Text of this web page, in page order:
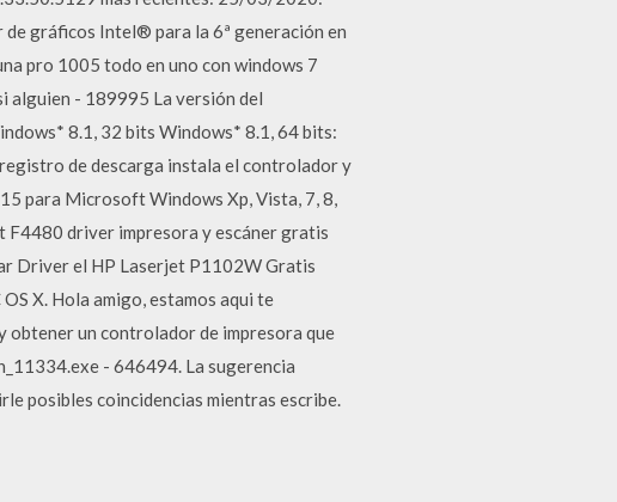
gráficos Intel® para la 6ª generación en
pro 1005 todo en uno con windows 7
alguien - 189995 La versión del
8.1, 32 bits Windows* 8.1, 64 bits:
de descarga instala el controlador y
para Microsoft Windows Xp, Vista, 7, 8,
F4480 driver impresora y escáner gratis
Driver el HP Laserjet P1102W Gratis
X. Hola amigo, estamos aqui te
obtener un controlador de impresora que
- 646494. La sugerencia
posibles coincidencias mientras escribe.